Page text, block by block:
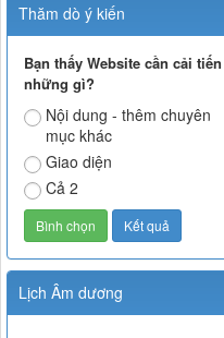
Thăm dò ý kiến
Bạn thấy Website cần cải tiến
những gì?
Nội dung - thêm chuyên
mục khác
Giao diện
Cả 2
Lịch Âm dương